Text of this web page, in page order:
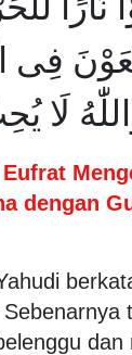
فِى
لَا
dengan
dan